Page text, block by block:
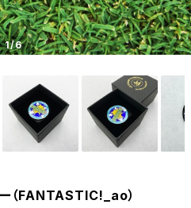
1/6
（FANTASTIC!_ao）